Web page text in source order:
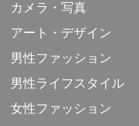
カメラ・写真
アート・デザイン
男性ファッション
男性ライフスタイル
女性ファッション